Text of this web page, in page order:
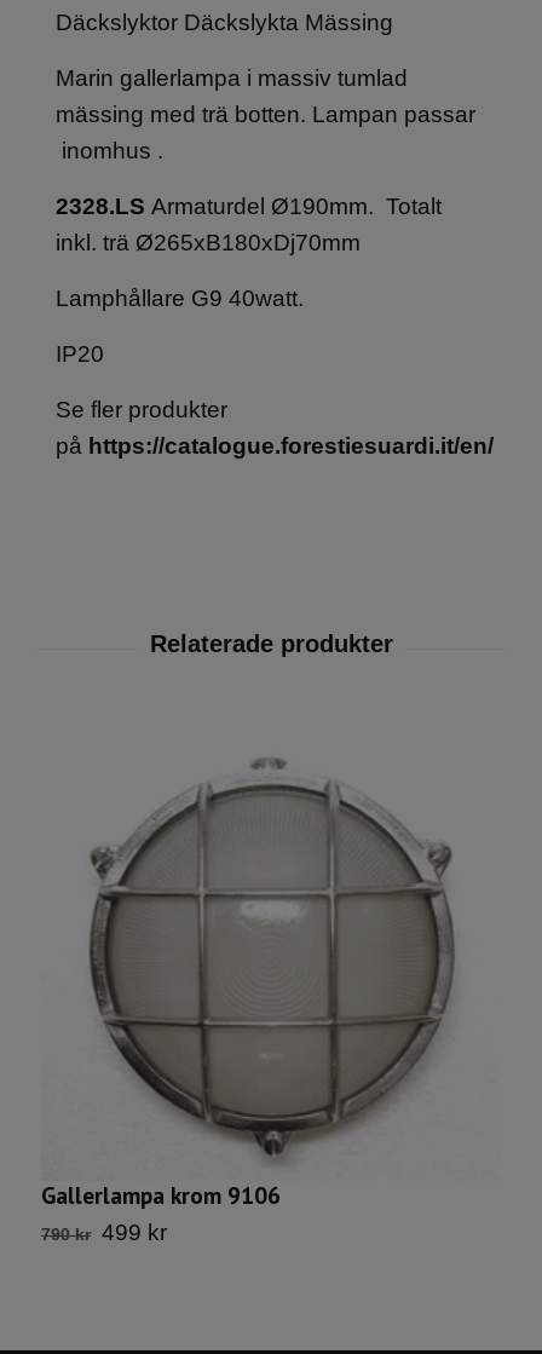
Däckslyktor Däckslykta Mässing
Marin gallerlampa i massiv tumlad
mässing med trä botten. Lampan passar
inomhus .
2328.LS Armaturdel Ø190mm. Totalt
inkl. trä Ø265xB180xDj70mm
Lamphållare G9 40watt.
IP20
Se fler produkter
på https://catalogue.forestiesuardi.it/en/
Gallerlampa krom 9106
790 kr 499 kr